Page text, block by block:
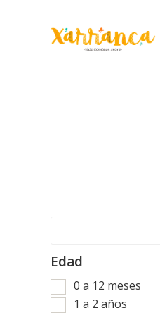
Edad
0 a 12 meses
1 a 2 años